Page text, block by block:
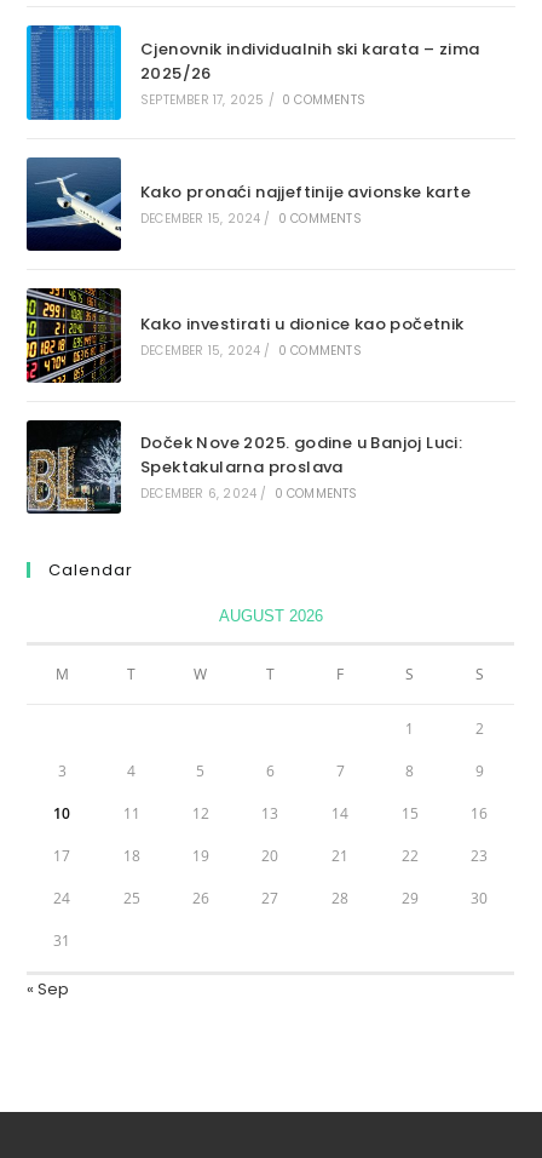
Cjenovnik individualnih ski karata – zima
2025/26
SEPTEMBER 17, 2025 / 0 COMMENTS
Kako pronaći najjeftinije avionske karte
DECEMBER 15, 2024 / 0 COMMENTS
Kako investirati u dionice kao početnik
DECEMBER 15, 2024 / 0 COMMENTS
Doček Nove 2025. godine u Banjoj Luci:
Spektakularna proslava
DECEMBER 6, 2024 / 0 COMMENTS
Calendar
AUGUST 2026
M T W T F S S
1 2
3 4 5 6 7 8 9
10 11 12 13 14 15 16
17 18 19 20 21 22 23
24 25 26 27 28 29 30
31
« Sep